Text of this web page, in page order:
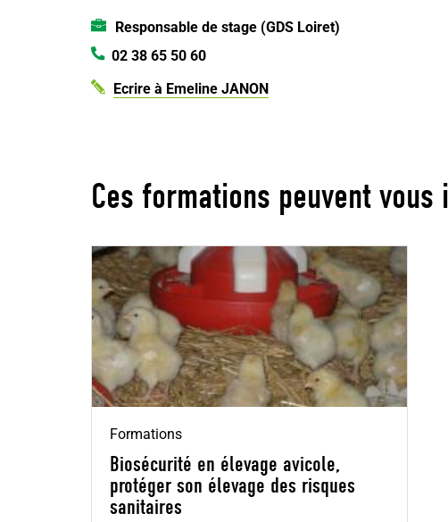
Responsable de stage (GDS Loiret)
02 38 65 50 60
Ecrire à Emeline JANON
Ces formations peuvent
Formations
Biosécurité en élevage avicole,
protéger son élevage des risques
sanitaires